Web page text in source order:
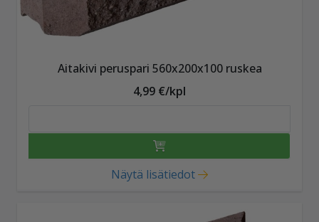
Aitakivi peruspari 560x200x100 ruskea
4,99 €/kpl
Näytä lisätiedot